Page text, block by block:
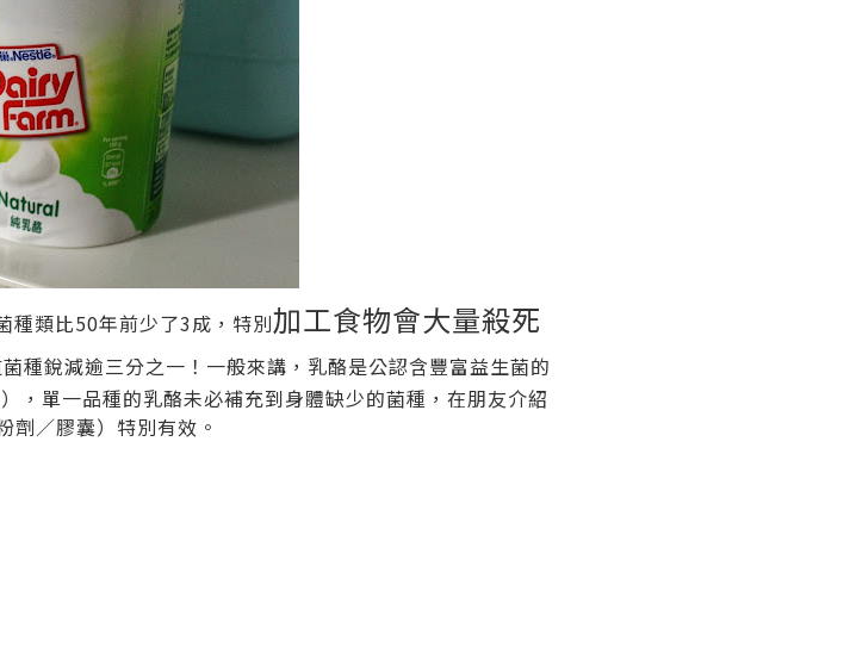
種類比50年前少了3成，特別加工食物會大量殺死
種銳減逾三分之一！一般來講，乳酪是公認含豐富益生菌的
），單一品種的乳酪未必補充到身體缺少的菌種，在朋友介紹
劑／膠囊）特別有效。